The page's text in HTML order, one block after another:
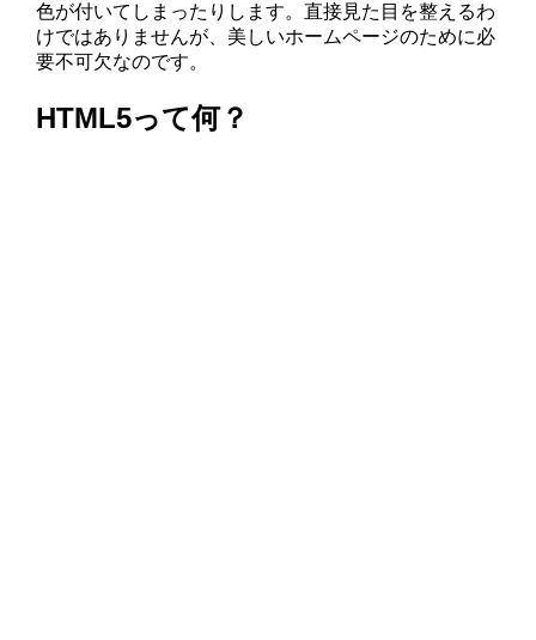
色が付いてしまったりします。直接見た目を整えるわ
けではありませんが、美しいホームページのために必
要不可欠なのです。
HTML5って何？